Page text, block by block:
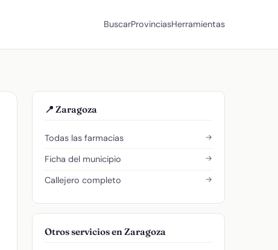
BuscarProvinciasHerramientas
📍 Zaragoza
Todas las farmacias →
Ficha del municipio →
Callejero completo →
Otros servicios en Zaragoza